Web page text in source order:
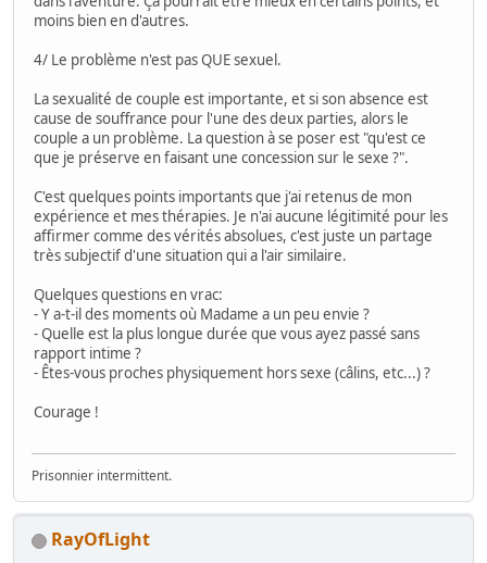
moins bien en d'autres.
4/ Le problème n'est pas QUE sexuel.
La sexualité de couple est importante, et si son absence est
cause de souffrance pour l'une des deux parties, alors le
couple a un problème. La question à se poser est "qu'est ce
que je préserve en faisant une concession sur le sexe ?".
C'est quelques points importants que j'ai retenus de mon
expérience et mes thérapies. Je n'ai aucune légitimité pour les
affirmer comme des vérités absolues, c'est juste un partage
très subjectif d'une situation qui a l'air similaire.
Quelques questions en vrac:
- Y a-t-il des moments où Madame a un peu envie ?
- Quelle est la plus longue durée que vous ayez passé sans
rapport intime ?
- Êtes-vous proches physiquement hors sexe (câlins, etc...) ?
Courage !
Prisonnier intermittent.
RayOfLight